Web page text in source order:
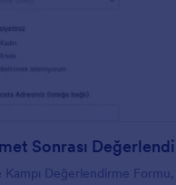
Sonrası
Kampı Değerlendirme